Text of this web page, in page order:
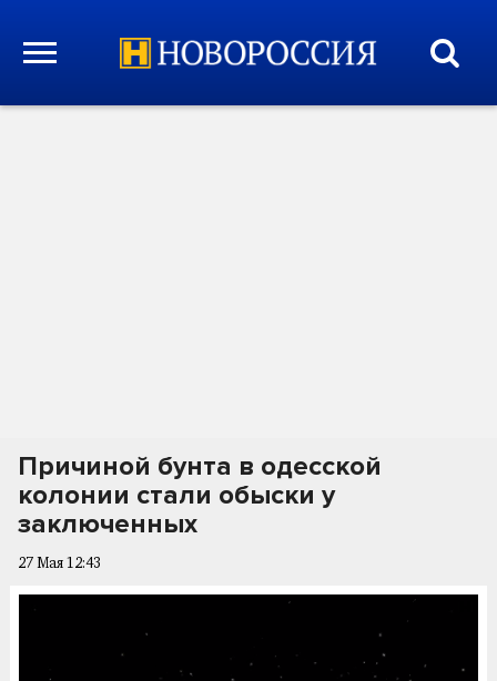
Причиной бунта в одесской
колонии стали обыски у
заключенных
27 Мая 12:43